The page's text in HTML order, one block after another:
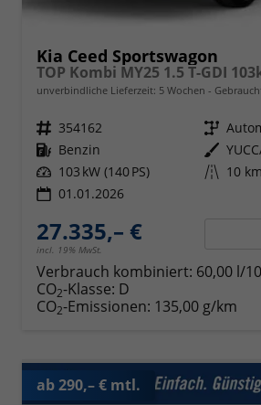
Kia Ceed Sportswagon
unverbindliche Lieferzeit: 5 Wochen
Fahrzeugnr. 354162 Getriebe
Kraftstoff Benzin Außenfarbe
Leistung 103 kW (140 PS) Kilometerstand 10 km
01.01.2026
27.335,– €
incl. 19% MwSt.
Verbrauch kombiniert: 60,00 l/
CO2-Klasse: D
CO2-Emissionen: 135,00 g/km
ab 290,– € mtl.